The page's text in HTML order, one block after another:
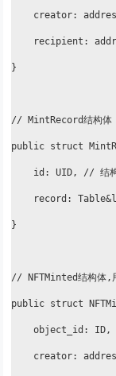
creator:
recipient:
}
// MintRecord结构体，
public struct
id: UID, // 结
record:
}
// NFTMinted结构体,
public struct
object_id: ID,
creator: